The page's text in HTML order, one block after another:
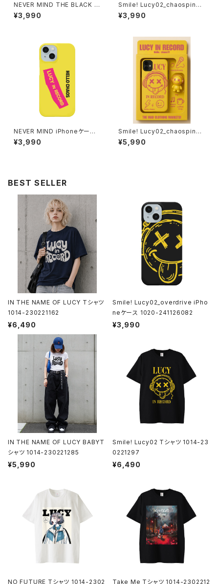
NEVER MIND THE BLACK iP
honeケース 1020-24112609
0
¥3,990
Smile! Lucy02_chaospink i
Phoneケース 1020-24112611
1
¥3,990
NEVER MIND iPhoneケース 1
020-241126085
¥3,990
Smile! Lucy02_chaospink i
Phoneケース SpecialBox 10
20-241126112
¥5,990
BEST SELLER
IN THE NAME OF LUCY Tシャツ
1014-230221162
¥6,490
Smile! Lucy02_overdrive iPho
neケース 1020-241126082
¥3,990
IN THE NAME OF LUCY BABYT
シャツ 1014-230221285
¥5,990
Smile! Lucy02 Tシャツ 1014-23
0221297
¥6,490
NO FUTURE Tシャツ 1014-2302
Take Me Tシャツ 1014-2302212